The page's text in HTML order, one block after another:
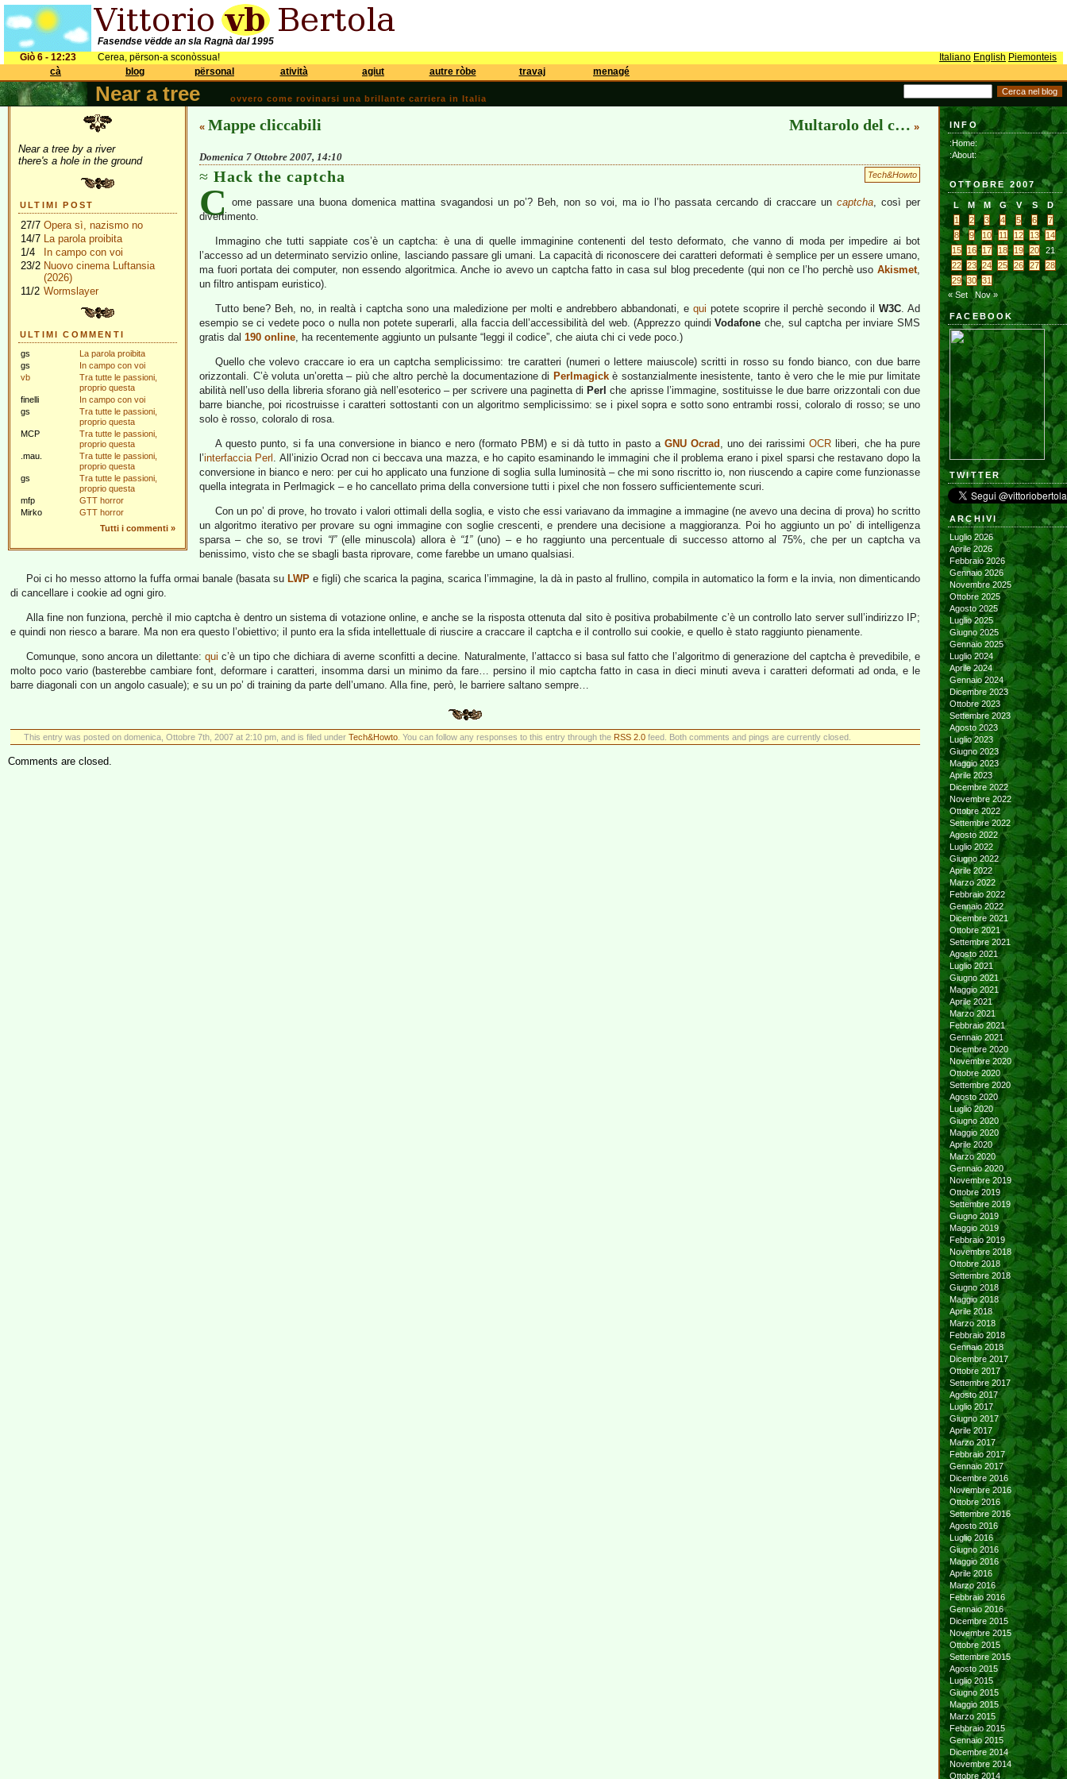
Fasendse vëdde an sla Ragnà dal 1995
Giò 6 - 12:23
Cerea, përson-a sconòssua! Italiano English Piemonteis
cà
blog përsonal atività agiut autre ròbe travaj menagé
Near a tree ovvero come rovinarsi una brillante carriera in Italia
Near a tree by a river
there's a hole in the ground
ULTIMI POST
27/7 Opera sì, nazismo no
14/7 La parola proibita
1/4
In campo con voi
23/2 Nuovo cinema Luftansia
(2026)
11/2 Wormslayer
ULTIMI COMMENTI
gs
La parola proibita
gs
In campo con voi
vb
Tra tutte le passioni,
proprio questa
finelli
In campo con voi
gs
Tra tutte le passioni,
proprio questa
MCP
Tra tutte le passioni,
proprio questa
.mau.
Tra tutte le passioni,
proprio questa
gs
Tra tutte le passioni,
proprio questa
mfp
GTT horror
Mirko
GTT horror
Tutti i commenti »
« Mappe cliccabili Multarolo del c… »
Domenica 7 Ottobre 2007, 14:10
Tech&Howto
Hack the captcha
C ome passare una buona domenica mattina svagandosi un po’? Beh, non so voi, ma io l’ho passata cercando di craccare un captcha, così per
divertimento.
Immagino che tutti sappiate cos’è un captcha: è una di quelle immaginine contenenti del testo deformato, che vanno di moda per impedire ai bot
l’accesso ad un determinato servizio online, lasciando passare gli umani. La capacità di riconoscere dei caratteri deformati è semplice per un essere umano,
ma fuori portata dei computer, non essendo algoritmica. Anche io avevo un captcha fatto in casa sul blog precedente (qui non ce l’ho perchè uso Akismet,
un filtro antispam euristico).
Tutto bene? Beh, no, in realtà i captcha sono una maledizione per molti e andrebbero abbandonati, e qui potete scoprire il perchè secondo il W3C. Ad
esempio se ci vedete poco o nulla non potete superarli, alla faccia dell’accessibilità del web. (Apprezzo quindiVodafone che, sul captcha per inviare SMS
gratis dal 190 online, ha recentemente aggiunto un pulsante “leggi il codice”, che aiuta chi ci vede poco.)
Quello che volevo craccare io era un captcha semplicissimo: tre caratteri (numeri o lettere maiuscole) scritti in rosso su fondo bianco, con due barre
orizzontali. C’è voluta un’oretta – più che altro perchè la documentazione di Perlmagickè sostanzialmente inesistente, tanto è vero che le mie pur limitate
abilità nell’uso della libreria sforano già nell’esoterico – per scrivere una paginetta di Perl che aprisse l’immagine, sostituisse le due barre orizzontali con due
barre bianche, poi ricostruisse i caratteri sottostanti con un algoritmo semplicissimo: se i pixel sopra e sotto sono entrambi rossi, coloralo di rosso; se uno
solo è rosso, coloralo di rosa.
A questo punto, si fa una conversione in bianco e nero (formato PBM) e si dà tutto in pasto a GNU Ocrad , uno dei rarissimiOCR liberi, che ha pure
l’interfaccia Perl . All’inizio Ocrad non ci beccava una mazza, e ho capito esaminando le immagini che il problema erano i pixel sparsi che restavano dopo la
conversione in bianco e nero: per cui ho applicato una funzione di soglia sulla luminosità – che mi sono riscritto io, non riuscendo a capire come funzionasse
quella integrata in Perlmagick – e ho cancellato prima della conversione tutti i pixel che non fossero sufficientemente scuri.
Con un po’ di prove, ho trovato i valori ottimali della soglia, e visto che essi variavano da immagine a immagine (ne avevo una decina di prova) ho scritto
un algoritmo iterativo per provare su ogni immagine con soglie crescenti, e prendere una decisione a maggioranza. Poi ho aggiunto un po’ di intelligenza
sparsa – che so, se trovi “l”(elle minuscola) allora è “1”(uno) – e ho raggiunto una percentuale di successo attorno al 75%, che per un captcha va
benissimo, visto che se sbagli basta riprovare, come farebbe un umano qualsiasi.
Poi ci ho messo attorno la fuffa ormai banale (basata su LWPe figli) che scarica la pagina, scarica l’immagine, la dà in pasto al frullino, compila in automatico la form e la invia, non dimenticando
di cancellare i cookie ad ogni giro.
Alla fine non funziona, perchè il mio captcha è dentro un sistema di votazione online, e anche se la risposta ottenuta dal sito è positiva probabilmente c’è un controllo lato server sull’indirizzo IP;
e quindi non riesco a barare. Ma non era questo l’obiettivo; il punto era la sfida intellettuale di riuscire a craccare il captcha e il controllo sui cookie, e quello è stato raggiunto pienamente.
Comunque, sono ancora un dilettante:qui c’è un tipo che dichiara di averne sconfitti a decine. Naturalmente, l’attacco si basa sul fatto che l’algoritmo di generazione del captcha è prevedibile, e
molto poco vario (basterebbe cambiare font, deformare i caratteri, insomma darsi un minimo da fare… persino il mio captcha fatto in casa in dieci minuti aveva i caratteri deformati ad onda, e le
barre diagonali con un angolo casuale); e su un po’ di training da parte dell’umano. Alla fine, però, le barriere saltano sempre…
This entry was posted on domenica, Ottobre 7th, 2007 at 2:10 pm, and is filed under Tech&Howto. You can follow any responses to this entry through the RSS 2.0feed. Both comments and pings are currently closed.
Comments are closed.
INFO
:Home:
:About:
OTTOBRE 2007
L M M G V S
D
1
2 3 4 5 6
7
8
9 10 11 12 13
14
15
16 17 18 19 20
21
22
23 24 25 26 27
28
29
30
31
« Set
Nov »
FACEBOOK
TWITTER
ARCHIVI
Luglio 2026
Aprile 2026
Febbraio 2026
Gennaio 2026
Novembre 2025
Ottobre 2025
Agosto 2025
Luglio 2025
Giugno 2025
Gennaio 2025
Luglio 2024
Aprile 2024
Gennaio 2024
Dicembre 2023
Ottobre 2023
Settembre 2023
Agosto 2023
Luglio 2023
Giugno 2023
Maggio 2023
Aprile 2023
Dicembre 2022
Novembre 2022
Ottobre 2022
Settembre 2022
Agosto 2022
Luglio 2022
Giugno 2022
Aprile 2022
Marzo 2022
Febbraio 2022
Gennaio 2022
Dicembre 2021
Ottobre 2021
Settembre 2021
Agosto 2021
Luglio 2021
Giugno 2021
Maggio 2021
Aprile 2021
Marzo 2021
Febbraio 2021
Gennaio 2021
Dicembre 2020
Novembre 2020
Ottobre 2020
Settembre 2020
Agosto 2020
Luglio 2020
Giugno 2020
Maggio 2020
Aprile 2020
Marzo 2020
Gennaio 2020
Novembre 2019
Ottobre 2019
Settembre 2019
Giugno 2019
Maggio 2019
Febbraio 2019
Novembre 2018
Ottobre 2018
Settembre 2018
Giugno 2018
Maggio 2018
Aprile 2018
Marzo 2018
Febbraio 2018
Gennaio 2018
Dicembre 2017
Ottobre 2017
Settembre 2017
Agosto 2017
Luglio 2017
Giugno 2017
Aprile 2017
Marzo 2017
Febbraio 2017
Gennaio 2017
Dicembre 2016
Novembre 2016
Ottobre 2016
Settembre 2016
Agosto 2016
Luglio 2016
Giugno 2016
Maggio 2016
Aprile 2016
Marzo 2016
Febbraio 2016
Gennaio 2016
Dicembre 2015
Novembre 2015
Ottobre 2015
Settembre 2015
Agosto 2015
Luglio 2015
Giugno 2015
Maggio 2015
Marzo 2015
Febbraio 2015
Gennaio 2015
Dicembre 2014
Novembre 2014
Ottobre 2014